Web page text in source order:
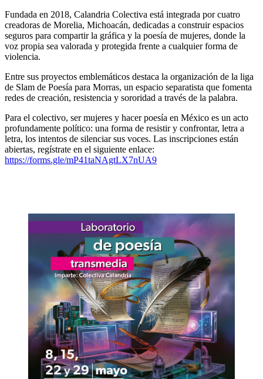
Fundada en 2018, Calandria Colectiva está integrada por cuatro
creadoras de Morelia, Michoacán, dedicadas a construir espacios
seguros para compartir la gráfica y la poesía de mujeres, donde la
voz propia sea valorada y protegida frente a cualquier forma de
violencia.
Entre sus proyectos emblemáticos destaca la organización de la liga
de Slam de Poesía para Morras, un espacio separatista que fomenta
redes de creación, resistencia y sororidad a través de la palabra.
Para el colectivo, ser mujeres y hacer poesía en México es un acto
profundamente político: una forma de resistir y confrontar, letra a
letra, los intentos de silenciar sus voces. Las inscripciones están
abiertas, regístrate en el siguiente enlace:
https://forms.gle/mP41taNAgtLX7nUA9